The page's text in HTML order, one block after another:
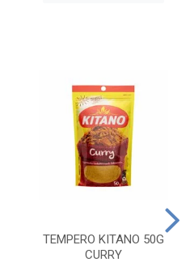
TEMPERO KITANO 50G
CURRY